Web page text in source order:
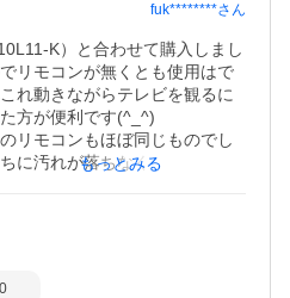
fuk********さん
K）と合わせて購入しまし
リモコンが無くとも使用はで
れ動きながらテレビを観るに
方が便利です(^_^)
リモコンもほぼ同じものでし
に汚れが落ちなくなってしま
もっとみる